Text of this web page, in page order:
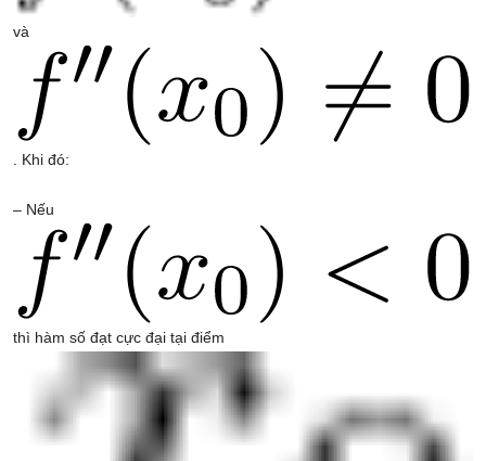
và
. Khi đó:
– Nếu
thì hàm số đạt cực đại tại điểm